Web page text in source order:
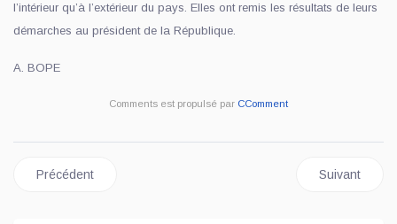
l’intérieur qu’à l’extérieur du pays. Elles ont remis les résultats de leurs
démarches au président de la République.
A. BOPE
Comments est propulsé par CComment
Article précédent : CRISE SÉCURITAIRE EN RDC : FÉLIX
Précédent Article
Suivant